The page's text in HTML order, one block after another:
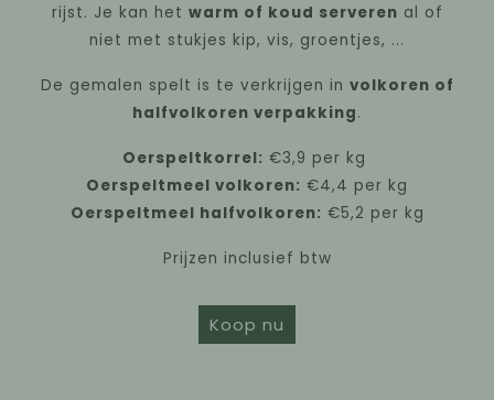
rijst. Je kan het warm of koud serveren al of
niet met stukjes kip, vis, groentjes, ...
De gemalen spelt is te verkrijgen in volkoren of
halfvolkoren verpakking.
Oerspeltkorrel: €3,9 per kg
Oerspeltmeel volkoren: €4,4 per kg
Oerspeltmeel halfvolkoren: €5,2 per kg
Prijzen inclusief btw
Koop nu